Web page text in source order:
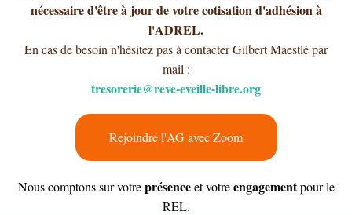
nécessaire d'être à jour de votre cotisation d'adhésion à
l'ADREL.
En cas de besoin n'hésitez pas à contacter Gilbert Maestlé par
mail :
tresorerie@reve-eveille-libre.org
Rejoindre l'AG avec Zoom
Nous comptons sur votreprésenceet votreengagementpour le
REL.